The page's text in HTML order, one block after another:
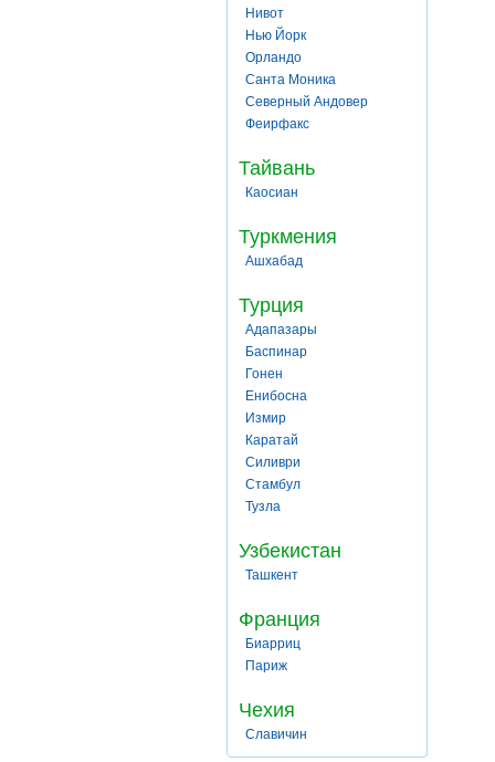
Нивот
Нью Йорк
Орландо
Санта Моника
Северный Андовер
Феирфакс
Тайвань
Каосиан
Туркмения
Ашхабад
Турция
Адапазары
Баспинар
Гонен
Енибосна
Измир
Каратай
Силиври
Стамбул
Тузла
Узбекистан
Ташкент
Франция
Биарриц
Париж
Чехия
Славичин